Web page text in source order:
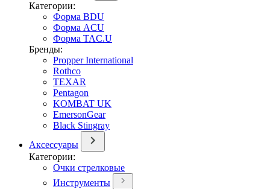
Категории:
Форма BDU
Форма ACU
Форма TAC.U
Бренды:
Propper International
Rothco
TEXAR
Pentagon
KOMBAT UK
EmersonGear
Black Stingray
Аксессуары
Категории:
Очки стрелковые
Инструменты